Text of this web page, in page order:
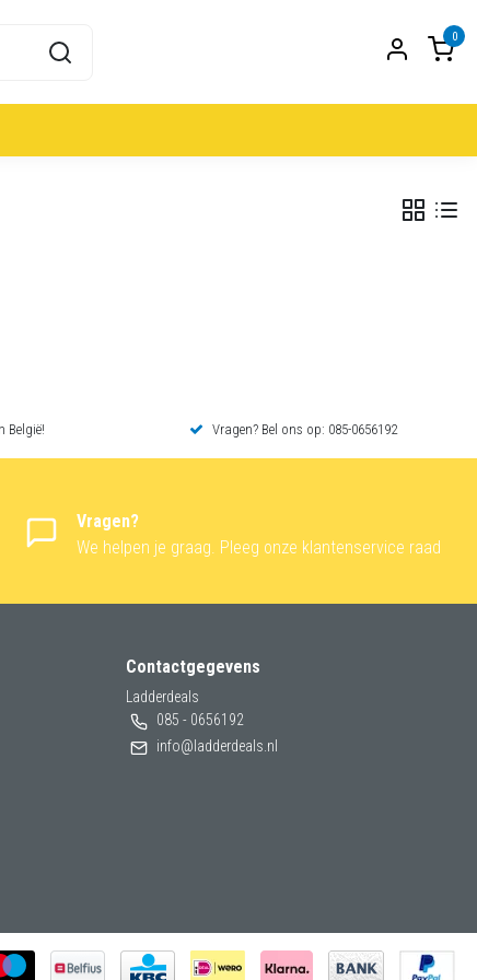
0
België! Vragen? Bel ons op: 085-0656192
Vragen?
We helpen je graag. Pleeg onze klantenservice raad
Contactgegevens
Ladderdeals
085 - 0656192
info@ladderdeals.nl